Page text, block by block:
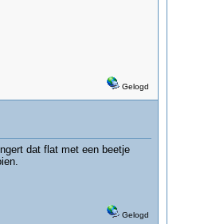
Gelogd
dat flat met een beetje
Gelogd